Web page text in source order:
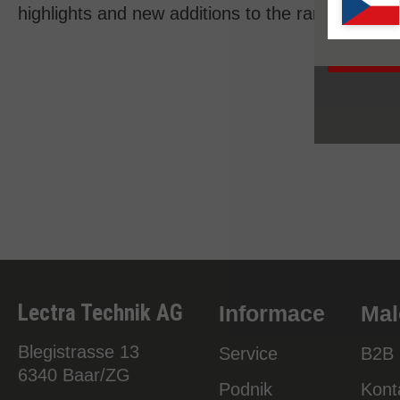
highlights and new additions to the range.
Lectra Technik AG
Blegistrasse 13
6340 Baar/ZG
Informace
Service
Podnik
B2B